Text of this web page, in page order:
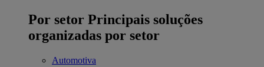
Por setor Principais soluções
organizadas por setor
Automotiva